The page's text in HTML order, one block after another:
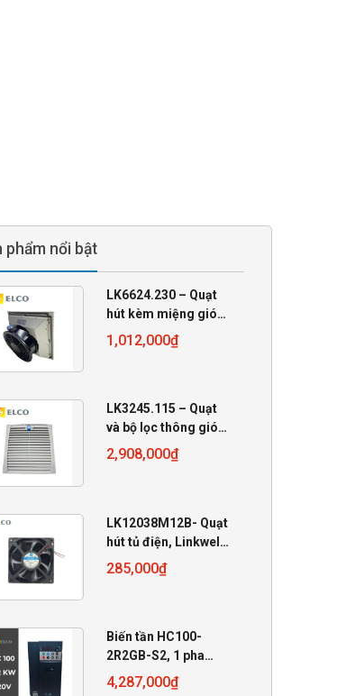
phẩm nổi bật
LK6624.230 – Quạt
hút kèm miệng gió
230VAC
255x255x105
1,012,000₫
LK3245.115 – Quạt
và bộ lọc thông gió
Linkwell 115VAC
2,908,000₫
LK12038M12B- Quạt
hút tủ điện, Linkwell
12V, 120x120x38mm
285,000₫
Biến tần HC100-
2R2GB-S2, 1 pha
220V, 2.2 KW
4,287,000₫